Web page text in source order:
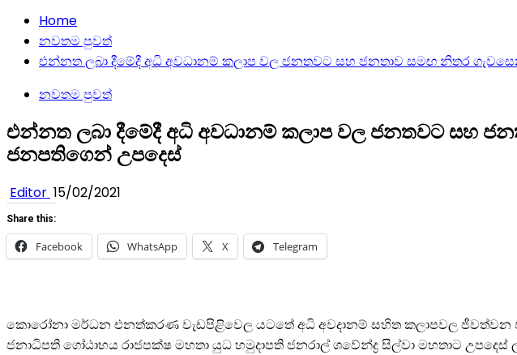
Home
නවතම පුවත්
එන්නත ලබා දීමේදී අධි අවධානම් කලාප වල ජනතවට සහ ජනතාව සමඟ නිතර
නවතම පුවත්
එන්නත ලබා දීමේදී අධි අවධානම් කලාප වල ජනතවට සහ
ජනපතිගෙන් උපදෙස්
Editor 15/02/2021
Share this:
Facebook WhatsApp X Telegram
කොරෝනා මර්ධන එනත්කරණ වැඩපිළිවෙල යටතේ අධි අවදානම් සහිත කලාපවල ජීවත්වන
ජනාධිපති ගෝඨාභය රාජපක්ෂ මහතා යුධ හමුදාපති ජනරාල් ශවේන්ද්‍ර සිල්වා මහතාට උපදෙස්